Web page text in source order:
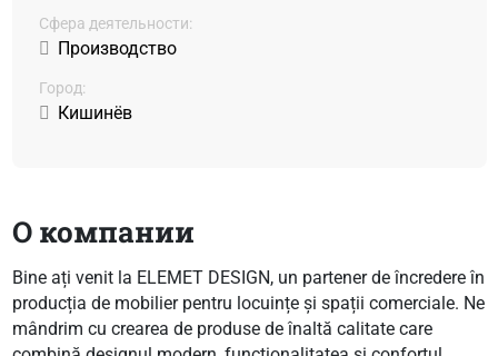
Сфера деятельности:
Производство
Город:
Кишинёв
О компании
Bine ați venit la ELEMET DESIGN, un partener de încredere în
producția de mobilier pentru locuințe și spații comerciale. Ne
mândrim cu crearea de produse de înaltă calitate care